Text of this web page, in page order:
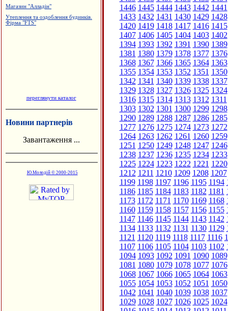
Магазин "Алладін"
Утеплення та оздоблення будинків.
Фірма "FTS"
переглянути каталог
Новини партнерів
Завантаження ...
Ю.Молодій © 2000-2015
1446 1445 1444 1443 1442 1441
1433 1432 1431 1430 1429 1428
1420 1419 1418 1417 1416 1415
1407 1406 1405 1404 1403 1402
1394 1393 1392 1391 1390 1389
1381 1380 1379 1378 1377 1376
1368 1367 1366 1365 1364 1363
1355 1354 1353 1352 1351 1350
1342 1341 1340 1339 1338 1337
1329 1328 1327 1326 1325 1324
1316 1315 1314 1313 1312 1311
1303 1302 1301 1300 1299 1298
1290 1289 1288 1287 1286 1285
1277 1276 1275 1274 1273 1272
1264 1263 1262 1261 1260 1259
1251 1250 1249 1248 1247 1246
1238 1237 1236 1235 1234 1233
1225 1224 1223 1222 1221 1220
1212 1211 1210 1209 1208 1207
1199 1198 1197 1196 1195 1194
1186 1185 1184 1183 1182 1181
1173 1172 1171 1170 1169 1168
1160 1159 1158 1157 1156 1155
1147 1146 1145 1144 1143 1142
1134 1133 1132 1131 1130 1129
1121 1120 1119 1118 1117 1116
1107 1106 1105 1104 1103 1102
1094 1093 1092 1091 1090 1089
1081 1080 1079 1078 1077 1076
1068 1067 1066 1065 1064 1063
1055 1054 1053 1052 1051 1050
1042 1041 1040 1039 1038 1037
1029 1028 1027 1026 1025 1024